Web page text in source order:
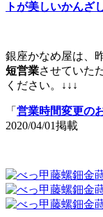
トが美しいかんざし
銀座かなめ屋は、
短営業させていた
ください。↓↓↓
「 営業時間変更の
2020/04/01掲載